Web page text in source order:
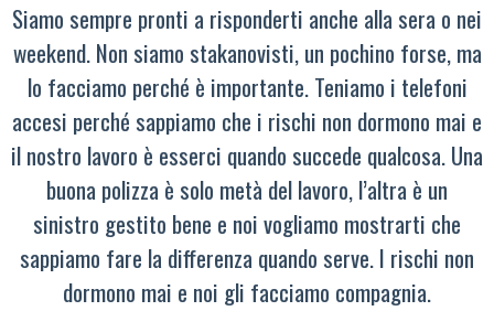
Siamo sempre pronti a risponderti anche alla sera o nei
weekend. Non siamo stakanovisti, un pochino forse, ma
lo facciamo perché è importante. Teniamo i telefoni
accesi perché sappiamo che i rischi non dormono mai e
il nostro lavoro è esserci quando succede qualcosa. Una
buona polizza è solo metà del lavoro, l’altra è un
sinistro gestito bene e noi vogliamo mostrarti che
sappiamo fare la differenza quando serve. I rischi non
dormono mai e noi gli facciamo compagnia.